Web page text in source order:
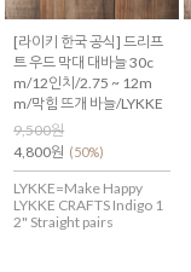
[라이키 한국 공식] 드리프
트 우드 막대 대바늘 30c
m/12인치/2.75 ~ 12m
m/막힘 뜨개 바늘/LYKKE
9,500원
4,800원 (50%)
LYKKE=Make Happy
LYKKE CRAFTS Indigo 1
2" Straight pairs